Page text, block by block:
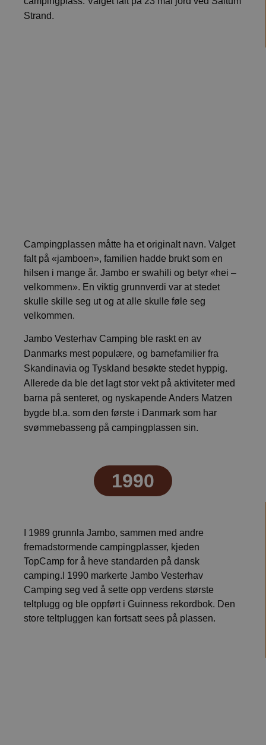
Strand.
Campingplassen måtte ha et originalt navn. Valget
falt på «jamboen», familien hadde brukt som en
hilsen i mange år. Jambo er swahili og betyr «hei –
velkommen». En viktig grunnverdi var at stedet
skulle skille seg ut og at alle skulle føle seg
velkommen.
Jambo Vesterhav Camping ble raskt en av
Danmarks mest populære, og barnefamilier fra
Skandinavia og Tyskland besøkte stedet hyppig.
Allerede da ble det lagt stor vekt på aktiviteter med
barna på senteret, og nyskapende Anders Matzen
bygde bl.a. som den første i Danmark som har
svømmebasseng på campingplassen sin.
1990
I 1989 grunnla Jambo, sammen med andre
fremadstormende campingplasser, kjeden
TopCamp for å heve standarden på dansk
camping.I 1990 markerte Jambo Vesterhav
Camping seg ved å sette opp verdens største
teltplugg og ble oppført i Guinness rekordbok. Den
store teltpluggen kan fortsatt sees på plassen.